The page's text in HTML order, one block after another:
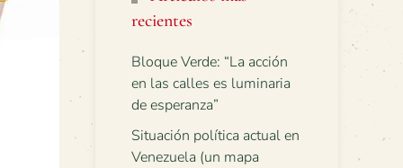
recientes
Bloque Verde: “La acción
en las calles es luminaria
de esperanza”
Situación política actual en
Venezuela (un mapa